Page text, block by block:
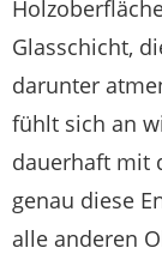
Glasschicht,
darunter
fühlt sich an
dauerhaft mit
genau diese
alle anderen